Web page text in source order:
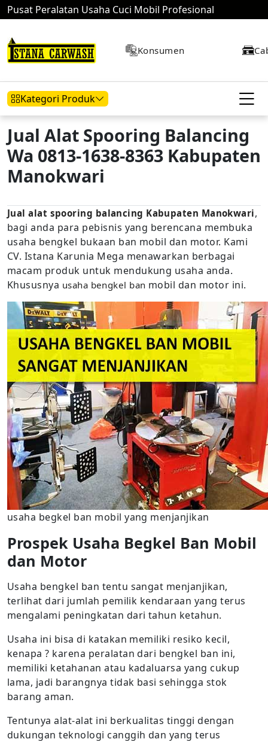
Pusat Peralatan Usaha Cuci Mobil Profesional
Konsumen
Kategori Produk
Hidrolik Mobil Hidrolik Motor Kompresor
Mesin Air
Jual Alat Spooring Balancing
Wa 0813-1638-8363 Kabupaten
Manokwari
Jual alat spooring balancing Kabupaten Manokwari,
bagi anda para pebisnis yang berencana membuka
usaha bengkel bukaan ban mobil dan motor. Kami
CV. Istana Karunia Mega menawarkan berbagai
macam produk untuk mendukung usaha anda.
Khususnya usaha bengkel ban mobil dan motor ini.
usaha begkel ban mobil yang menjanjikan
Prospek Usaha Begkel Ban Mobil
dan Motor
Usaha bengkel ban tentu sangat menjanjikan,
terlihat dari jumlah pemilik kendaraan yang terus
mengalami peningkatan dari tahun ketahun.
Usaha ini bisa di katakan memiliki resiko kecil,
kenapa ? karena peralatan dari bengkel ban ini,
memiliki ketahanan atau kadaluarsa yang cukup
lama, jadi barangnya tidak basi sehingga stok
barang aman.
Tentunya alat-alat ini berkualitas tinggi dengan
dukungan teknologi canggih dan yang terus